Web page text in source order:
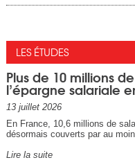
LES ÉTUDES
Plus de 10 millions
l’épargne salariale
13 juillet 2026
En France, 10,6 millions de
désormais couverts par au
Lire la suite